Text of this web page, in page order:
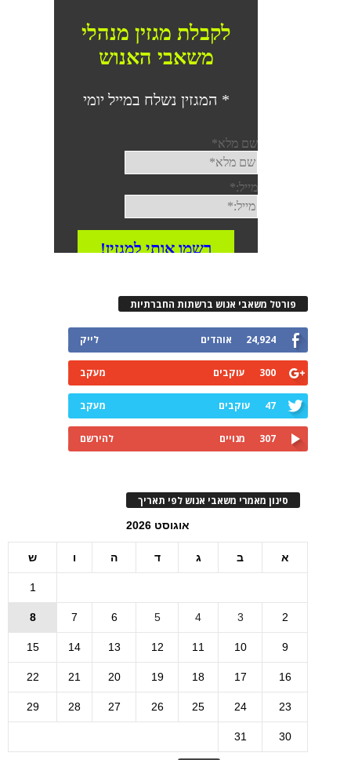
פורטל משאבי אנוש ברשתות החברתיות
24,924 אוהדים לייק
300 עוקבים מעקב
47 עוקבים מעקב
307 מנויים להירשם
סינון מאמרי משאבי אנוש לפי תאריך
אוגוסט 2026
א ב ג ד ה ו ש
1
2
3
4
5
6
7
8
9
10
11
12
13
14
15
16
17
18
19
20
21
22
23
24
25
26
27
28
29
30
31